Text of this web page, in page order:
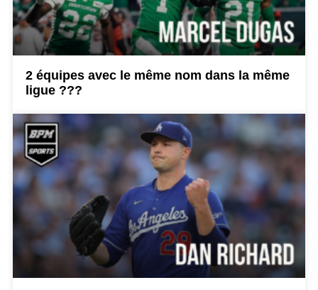
2 équipes avec le même nom dans la même
ligue ???